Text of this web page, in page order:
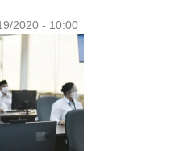
2020 - 10:00